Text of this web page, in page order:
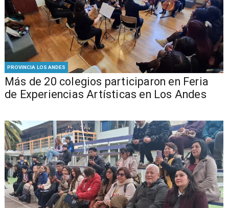
PROVINCIA LOS ANDES
Más de 20 colegios participaron en Feria
de Experiencias Artísticas en Los Andes